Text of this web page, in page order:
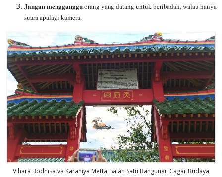
Jangan menggangguorang yang datang untuk beribadah, walau hanya
suara apalagi kamera.
Vihara Bodhisatva Karaniya Metta, Salah Satu Bangunan Cagar Budaya